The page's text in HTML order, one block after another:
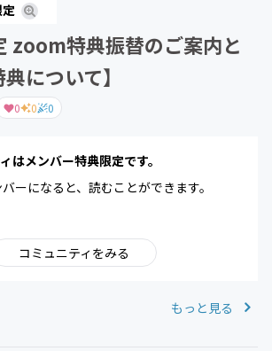
zoom特典振替のご案内と
について】
0 0 0
はメンバー特典限定です。
ーになると、読むことができます。
コミュニティをみる
もっと見る